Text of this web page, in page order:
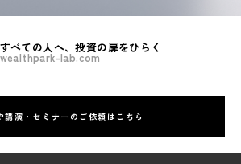
すべての人へ、投資の扉をひらく
wealthpark-lab.com
講演・セミナーのご依頼はこちら